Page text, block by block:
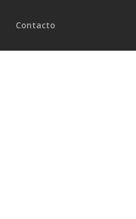
Contacto